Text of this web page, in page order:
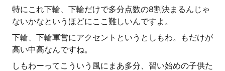
特にこれ下輪、下輪だけで多分点数の8割決まるんじゃ
ないかなというほどにここ難しいんですよ。
下輪、下輪軍営にアクセントというとしもわ。もだけが
高い中高なんですね。
しもわーってこういう風にまあ多分、習い始めの子供た